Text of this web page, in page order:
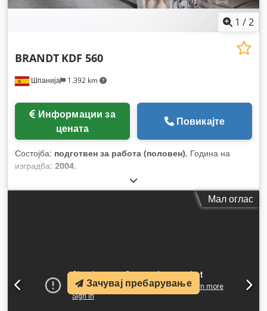
1 /2
Шпанија 1.392 km
BRANDT KDF 560
цената
Повикајте
Состојба: подготвен за работа (половен), Година на
изградба: 2004,
Мал оглас
Зачувај пребарување